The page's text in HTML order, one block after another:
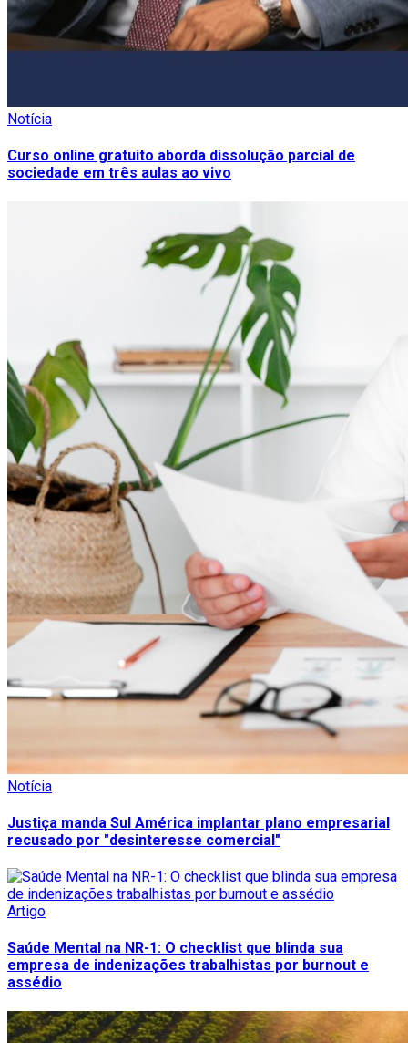
Notícia
Curso online gratuito aborda dissolução parcial de
sociedade em três aulas ao vivo
Notícia
Justiça manda Sul América implantar plano empresarial
recusado por "desinteresse comercial"
Artigo
Saúde Mental na NR-1: O checklist que blinda sua
empresa de indenizações trabalhistas por burnout e
assédio